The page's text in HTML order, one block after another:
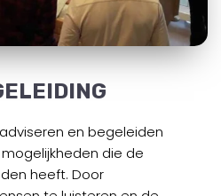
en begeleiden
die de
heeft. Door